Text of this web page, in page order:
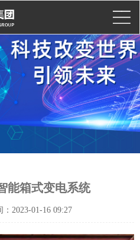
能箱式变电系统
2023-01-16 09:27